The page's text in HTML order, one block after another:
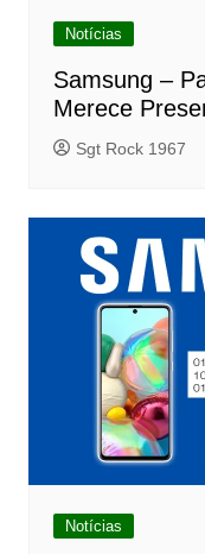
Notícias
Samsung –
Merece
Sgt Rock 1967
Notícias